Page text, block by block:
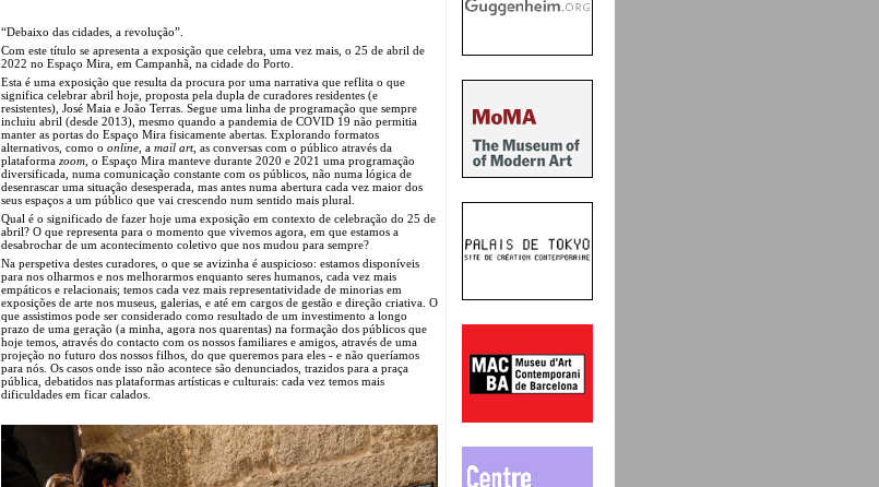
“Debaixo das cidades, a revolução”.
Com este título se apresenta a exposição que celebra, uma vez mais, o 25 de abril de
2022 no Espaço Mira, em Campanhã, na cidade do Porto.
Esta é uma exposição que resulta da procura por uma narrativa que reflita o que
significa celebrar abril hoje, proposta pela dupla de curadores residentes (e
resistentes), José Maia e João Terras. Segue uma linha de programação que sempre
incluiu abril (desde 2013), mesmo quando a pandemia de COVID 19 não permitia
manter as portas do Espaço Mira fisicamente abertas. Explorando formatos
alternativos, como o online , a mail art, as conversas com o público através da
plataforma zoom , o Espaço Mira manteve durante 2020 e 2021 uma programação
diversificada, numa comunicação constante com os públicos, não numa lógica de
desenrascar uma situação desesperada, mas antes numa abertura cada vez maior dos
seus espaços a um público que vai crescendo num sentido mais plural.
Qual é o significado de fazer hoje uma exposição em contexto de celebração do 25 de
abril? O que representa para o momento que vivemos agora, em que estamos a
desabrochar de um acontecimento coletivo que nos mudou para sempre?
Na perspetiva destes curadores, o que se avizinha é auspicioso: estamos disponíveis
para nos olharmos e nos melhorarmos enquanto seres humanos, cada vez mais
empáticos e relacionais; temos cada vez mais representatividade de minorias em
exposições de arte nos museus, galerias, e até em cargos de gestão e direção criativa. O
que assistimos pode ser considerado como resultado de um investimento a longo
prazo de uma geração (a minha, agora nos quarentas) na formação dos públicos que
hoje temos, através do contacto com os nossos familiares e amigos, através de uma
projeção no futuro dos nossos filhos, do que queremos para eles - e não queríamos
para nós. Os casos onde isso não acontece são denunciados, trazidos para a praça
pública, debatidos nas plataformas artísticas e culturais: cada vez temos mais
dificuldades em ficar calados.